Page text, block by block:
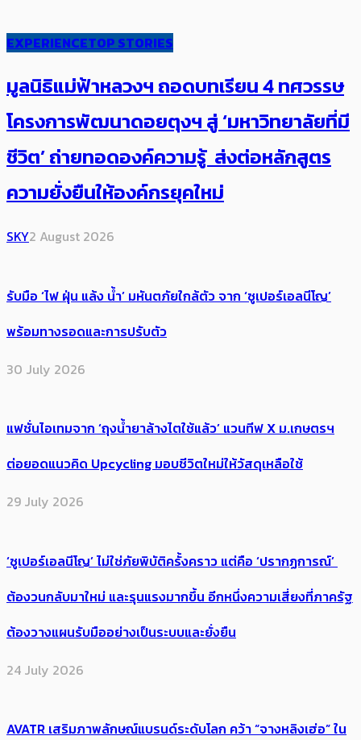
EXPERIENCETOP STORIES
มูลนิธิแม่ฟ้าหลวงฯ ถอดบทเรียน 4 ทศวรรษ
โครงการพัฒนาดอยตุงฯ สู่ ‘มหาวิทยาลัยที่มี
ชีวิต’ ถ่ายทอดองค์ความรู้ ส่งต่อหลักสูตร
ความยั่งยืนให้องค์กรยุคใหม่
SKY2 August 2026
รับมือ ‘ไฟ ฝุ่น แล้ง น้ำ’ มหันตภัยใกล้ตัว จาก ‘ซูเปอร์เอลนีโญ’
พร้อมทางรอดและการปรับตัว
30 July 2026
แฟชั่นไอเทมจาก ‘ถุงน้ำยาล้างไตใช้แล้ว’ แวนทีฟ X ม.เกษตรฯ
ต่อยอดแนวคิด Upcycling มอบชีวิตใหม่ให้วัสดุเหลือใช้
29 July 2026
‘ซูเปอร์เอลนีโญ’ ไม่ใช่ภัยพิบัติครั้งคราว แต่คือ ‘ปรากฏการณ์’ ​
ต้อง​วนกลับมาใหม่ และรุนแรงมากขึ้น อีกหนึ่งความเสี่ยงที่ภาครัฐ
ต้องวางแผนรับมืออย่างเป็นระบบและยั่งยืน
24 July 2026
AVATR เสริมภาพลักษณ์แบรนด์ระดับโลก คว้า “จางหลิงเฮ่อ” ใน